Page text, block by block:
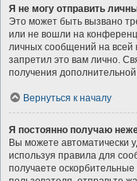
Я не могу отправить
Это может быть вызвано
или не вошли на
личных сообщений на
запретил это вам лично.
получения
Вернуться к началу
Я постоянно получаю
Вы можете автоматически
используя правила для
получаете